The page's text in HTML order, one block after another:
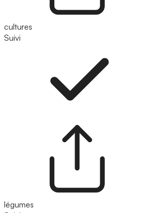
cultures
Suivi
légumes